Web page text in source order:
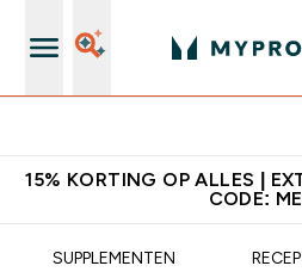
15% KORTING OP ALLES |
CODE:
SUPPLEMENTEN